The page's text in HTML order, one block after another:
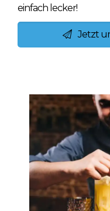
einfach lecker!
Jetzt